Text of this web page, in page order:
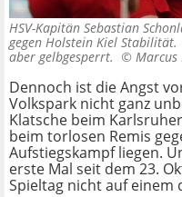
HSV-Kapitän Sebastian
gegen Holstein Kiel
aber gelbgesperrt. ©
Dennoch ist die Angst
Volkspark nicht ganz
Klatsche beim
beim torlosen Remis
Aufstiegskampf liegen.
erste Mal seit dem 23.
Spieltag nicht auf einem